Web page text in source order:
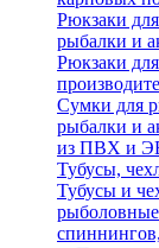
Рюкзаки
рыбалки и
Рюкзаки
Сумки для
рыбалки и
из ПВХ и
Тубусы,
Тубусы и